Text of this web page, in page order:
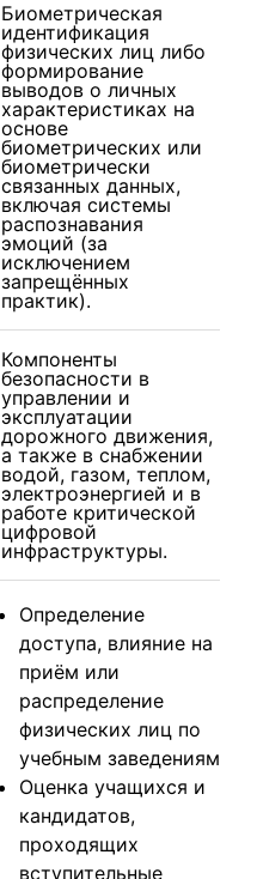
Биометрическая
идентификация
физических лиц либо
формирование
выводов о личных
характеристиках на
основе
биометрических или
биометрически
связанных данных,
включая системы
распознавания
эмоций (за
исключением
запрещённых
практик).
Компоненты
безопасности в
управлении и
эксплуатации
дорожного движения,
а также в снабжении
водой, газом, теплом,
электроэнергией и в
работе критической
цифровой
инфраструктуры.
Определение
доступа, влияние на
приём или
распределение
физических лиц по
учебным заведениям
Оценка учащихся и
кандидатов,
проходящих
вступительные